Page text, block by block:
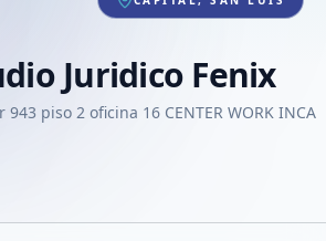
Juridico Fenix
943 piso 2 oficina 16 CENTER WORK INCA